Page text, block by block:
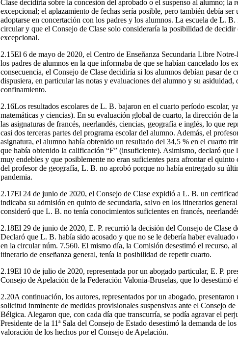
Clase decidiría sobre la concesión del aprobado o el suspenso al alumno; la
excepcional; el aplazamiento de fechas sería posible, pero también debía
adoptarse en concertación con los padres y los alumnos. La escuela de L.
circular y que el Consejo de Clase solo consideraría la posibilidad de
excepcional.
2.15El 6 de mayo de 2020, el Centro de Enseñanza Secundaria Libre
los padres de alumnos en la que informaba de que se habían cancelado los
consecuencia, el Consejo de Clase decidiría si los alumnos debían pasar
dispusiera, en particular las notas y evaluaciones del alumno y su asiduidad,
confinamiento.
2.16Los resultados escolares de L. B. bajaron en el cuarto período escolar,
matemáticas y ciencias). En su evaluación global de cuarto, la dirección de
las asignaturas de francés, neerlandés, ciencias, geografía e inglés, lo que
casi dos terceras partes del programa escolar del alumno. Además, el
asignatura, el alumno había obtenido un resultado del 34,5 % en el cuarto
que había obtenido la calificación “F” (insuficiente). Asimismo, declaró que
muy endebles y que posiblemente no eran suficientes para afrontar el quinto
del profesor de geografía, L. B. no aprobó porque no había entregado su
pandemia.
2.17El 24 de junio de 2020, el Consejo de Clase expidió a L. B. un
indicaba su admisión en quinto de secundaria, salvo en los itinerarios
consideró que L. B. no tenía conocimientos suficientes en francés,
2.18El 29 de junio de 2020, E. P. recurrió la decisión del Consejo de Clase
Declaró que L. B. había sido acosado y que no se le debería haber
en la circular núm. 7.560. El mismo día, la Comisión desestimó el recurso,
itinerario de enseñanza general, tenía la posibilidad de repetir cuarto.
2.19El 10 de julio de 2020, representada por un abogado particular, E. P.
Consejo de Apelación de la Federación Valonia-Bruselas, que lo desestimó
2.20A continuación, los autores, representados por un abogado,
solicitud inminente de medidas provisionales suspensivas ante el Consejo
Bélgica. Alegaron que, con cada día que transcurría, se podía agravar el
Presidente de la 11ª Sala del Consejo de Estado desestimó la demanda de
valoración de los hechos por el Consejo de Apelación.